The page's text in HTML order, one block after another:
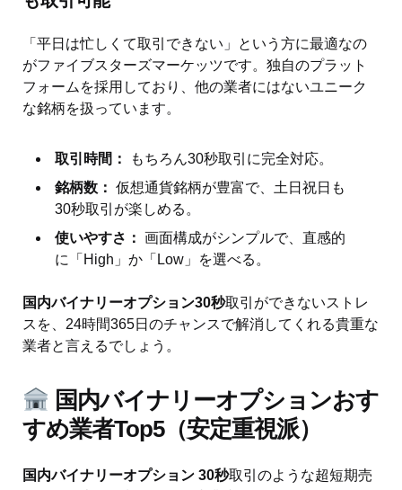
「平日は忙しくて取引できない」という方に最適なの
がファイブスターズマーケッツです。独自のプラット
フォームを採用しており、他の業者にはないユニーク
な銘柄を扱っています。
取引時間：
もちろん30秒取引に完全対応。
銘柄数： 仮想通貨銘柄が豊富で、土日祝日も
30秒取引が楽しめる。
使いやすさ： 画面構成がシンプルで、直感的
に「High」か「Low」を選べる。
国内バイナリーオプション30秒取引ができないストレ
スを、24時間365日のチャンスで解消してくれる貴重な
業者と言えるでしょう。
国内バイナリーオプションおす
すめ業者Top5（安定重視派）
国内バイナリーオプション 30秒取引のような超短期売